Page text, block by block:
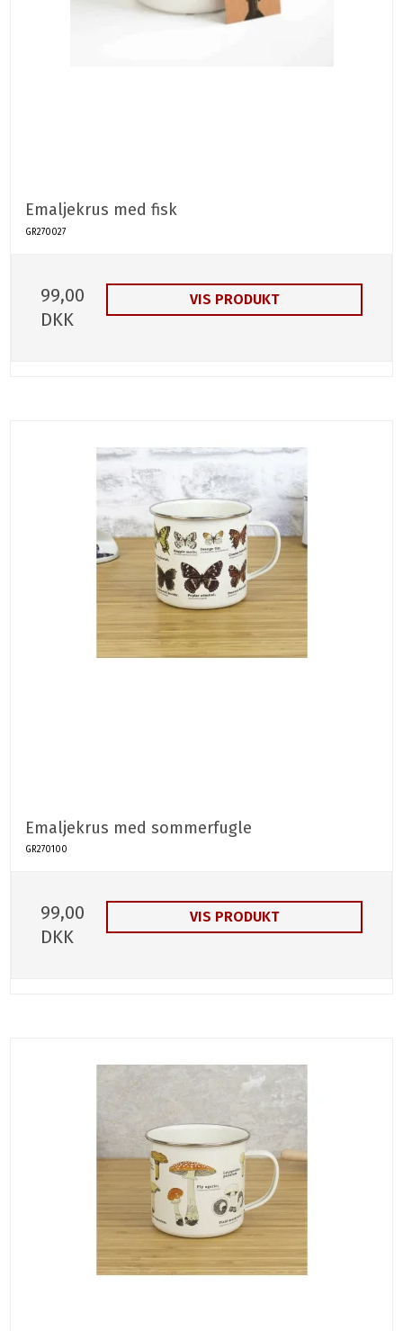
Emaljekrus med fisk
GR270027
99,00
DKK
VIS PRODUKT
Emaljekrus med sommerfugle
GR270100
99,00
DKK
VIS PRODUKT